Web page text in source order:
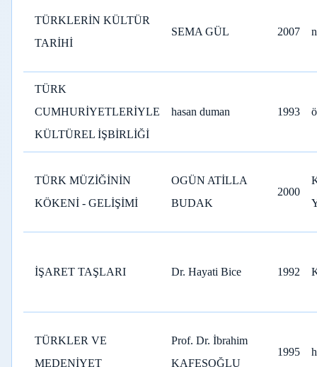
TÜRKLERİN KÜLTÜR
TARİHİ
SEMA GÜL 2007
TÜRK
CUMHURİYETLERİYLE
KÜLTÜREL İŞBİRLİĞİ
hasan duman 1993
TÜRK MÜZİĞİNİN
KÖKENİ - GELİŞİMİ
OGÜN ATİLLA
BUDAK
2000
İŞARET TAŞLARI Dr. Hayati Bice 1992
TÜRKLER VE
MEDENİYET
Prof. Dr. İbrahim
KAFESOĞLU
1995